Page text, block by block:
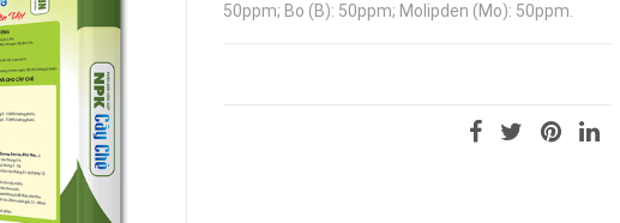
50ppm; Bo (B): 50ppm; Molipden (Mo): 50ppm.